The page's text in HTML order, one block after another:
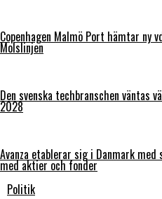
Copenhagen Malmö Port hämtar ny
Molslinjen
Den svenska techbranschen väntas
2028
Avanza etablerar sig i Danmark
med aktier och fonder
Politik